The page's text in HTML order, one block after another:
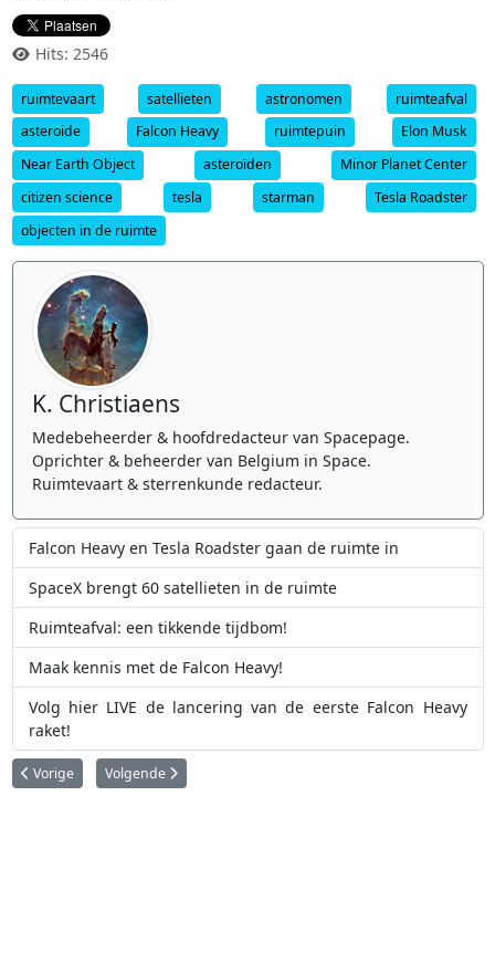
Hits: 2546
ruimtevaart satellieten astronomen
ruimteafval
asteroide
Falcon Heavy ruimtepuin
Elon Musk
Near Earth Object
asteroïden
Minor Planet Center
citizen science
tesla starman
Tesla Roadster
objecten in de ruimte
K. Christiaens
Medebeheerder & hoofdredacteur van Spacepage.
Oprichter & beheerder van Belgium in Space.
Ruimtevaart & sterrenkunde redacteur.
Falcon Heavy en Tesla Roadster gaan de ruimte in
SpaceX brengt 60 satellieten in de ruimte
Ruimteafval: een tikkende tijdbom!
Maak kennis met de Falcon Heavy!
Volg hier LIVE de lancering van de eerste Falcon Heavy
raket!
Vorig artikel: Een mislukte Sovjet-Venuslander valt binnenkort terug op de
Vorige Volgende artikel: Indiase Chandrayaan-2 maanlander
Volgende